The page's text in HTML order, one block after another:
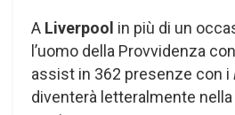
A Liverpool in più di un
l’uomo della Provvidenza
assist in 362 presenze con i
diventerà letteralmente nella